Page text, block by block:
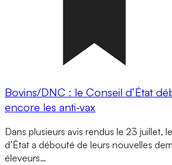
Bovins/DNC : le Conseil d’État
encore les anti-vax
Dans plusieurs avis rendus le 23 juillet,
d’État a débouté de leurs nouvelles
éleveurs…